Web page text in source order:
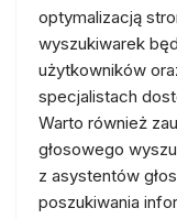
optymalizacją
wyszukiwarek
użytkowników
specjalistach
Warto również
głosowego
z asystentów
poszukiwania